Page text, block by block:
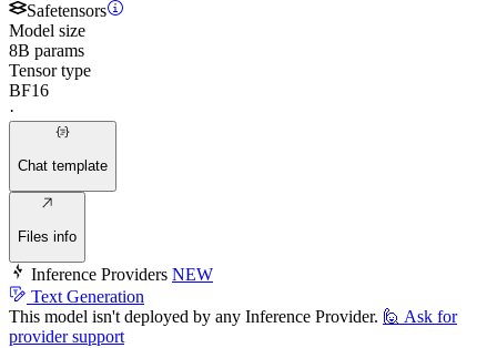
Safetensors
Model size
8B params
Tensor type
BF16
·
Chat template
Files info
Inference Providers NEW
Text Generation
This model isn't deployed by any Inference Provider. 🙋 Ask for
provider support